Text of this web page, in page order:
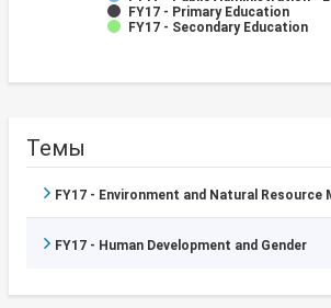
FY17 - Primary Education
FY17 - Secondary Education
Темы
FY17 - Environment and Natural Resource
FY17 - Human Development and Gender